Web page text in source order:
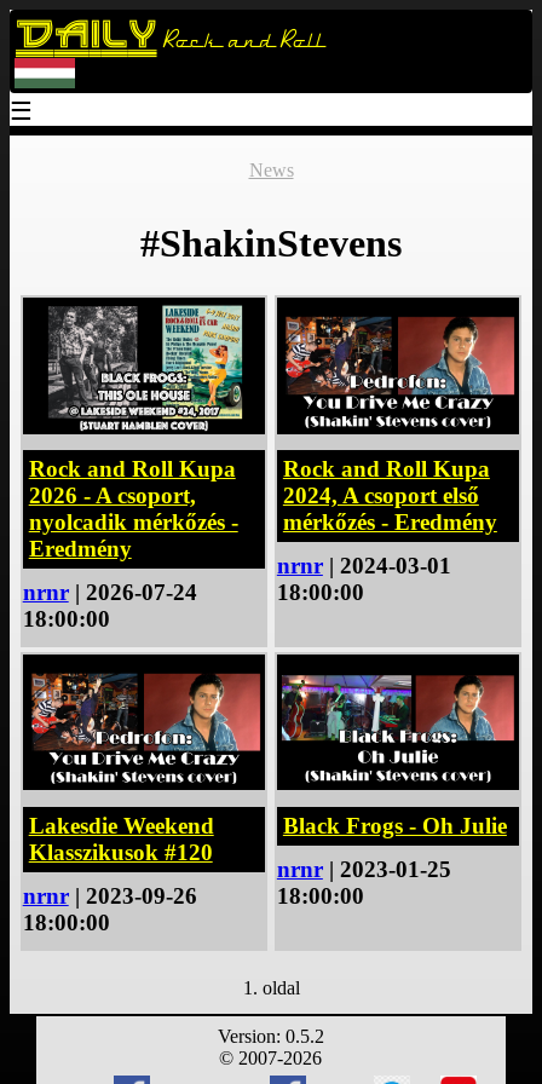
Daily Rock and Roll
☰
News
#ShakinStevens
Rock and Roll Kupa
2026 - A csoport,
nyolcadik mérkőzés -
Eredmény
nrnr| 2026-07-24
18:00:00
Rock and Roll Kupa
2024, A csoport első
mérkőzés - Eredmény
nrnr| 2024-03-01
18:00:00
Lakesdie Weekend
Klasszikusok #120
nrnr| 2023-09-26
18:00:00
Black Frogs - Oh Julie
nrnr| 2023-01-25
18:00:00
1. oldal
Version: 0.5.2
© 2007-2026